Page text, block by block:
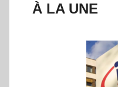
À LA UNE